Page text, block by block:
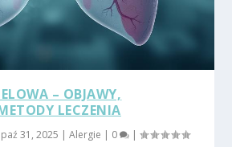
– OBJAWY,
LECZENIA
paź 31, 2025 |Alergie | 0 |